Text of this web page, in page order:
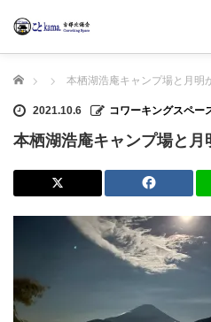
ホーム 本栖湖浩庵キャンプ場と月明
2021.10.6 コワーキングスペー
本栖湖浩庵キャンプ場と月